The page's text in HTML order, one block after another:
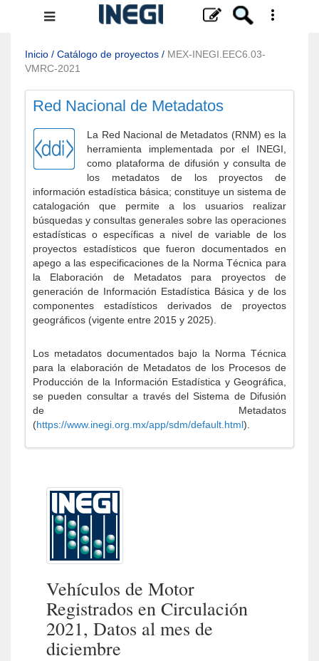
Menú
navegación
Inicio / Catálogo de proyectos / MEX-INEGI.EEC6.03-
VMRC-2021
Red Nacional de Metadatos
La Red Nacional de Metadatos (RNM) es la
herramienta implementada por el INEGI,
como plataforma de difusión y consulta de
los metadatos de los proyectos de
información estadística básica; constituye un sistema de
catalogación que permite a los usuarios realizar
búsquedas y consultas generales sobre las operaciones
estadísticas o específicas a nivel de variable de los
proyectos estadísticos que fueron documentados en
apego a las especificaciones de la Norma Técnica para
la Elaboración de Metadatos para proyectos de
generación de Información Estadística Básica y de los
componentes estadísticos derivados de proyectos
geográficos (vigente entre 2015 y 2025).
Los metadatos documentados bajo la Norma Técnica
para la elaboración de Metadatos de los Procesos de
Producción de la Información Estadística y Geográfica,
se pueden consultar a través del Sistema de Difusión
de Metadatos
(https://www.inegi.org.mx/app/sdm/default.html).
Vehículos de Motor
Registrados en Circulación
2021, Datos al mes de
diciembre